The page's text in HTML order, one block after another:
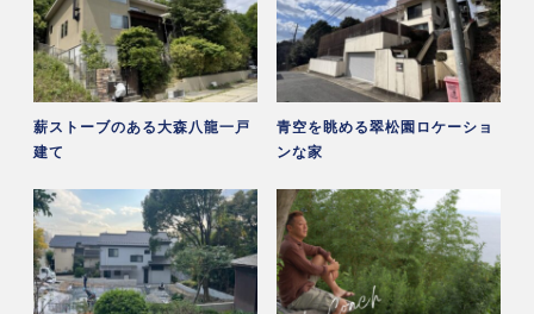
薪ストーブのある大森八龍一戸
建て
青空を眺める翠松園ロケーショ
ンな家